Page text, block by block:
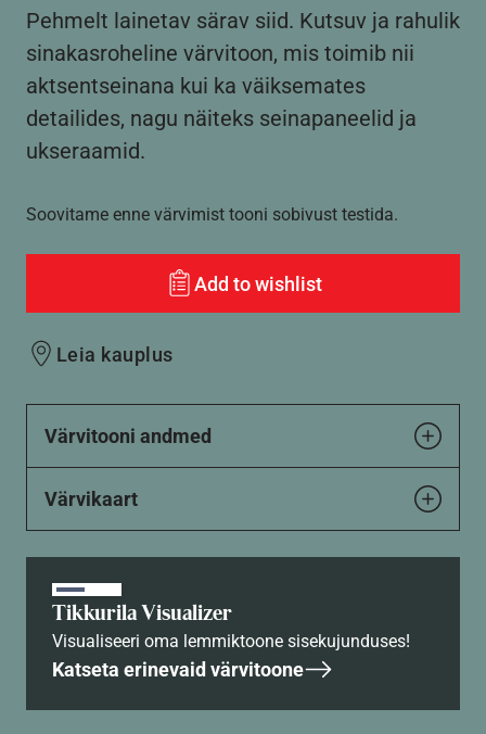
Pehmelt lainetav särav siid. Kutsuv ja rahulik
sinakasroheline värvitoon, mis toimib nii
aktsentseinana kui ka väiksemates
detailides, nagu näiteks seinapaneelid ja
ukseraamid.
Soovitame enne värvimist tooni sobivust testida.
Add to wishlist
Leia kauplus
Värvitooni andmed
Värvikaart
Tikkurila Visualizer
Visualiseeri oma lemmiktoone sisekujunduses!
Katseta erinevaid värvitoone